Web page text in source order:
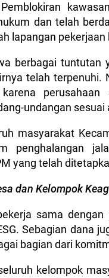
dan telah
lapangan
berbagai tuntutan
telah
perusahaan
undangan
masyarakat
penghalangan
yang telah
dan Kelompok
sama
Sebagian dana
bagian dari
kelompok